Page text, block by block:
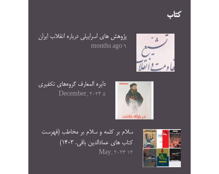
کتاب
پژوهش های اسراییلی درباره انقلاب ایران
9 months ago
دایره المعارف گروه‌های تکفیری
5 December, 2024
سلام بر کلمه و سلام بر مخاطب (فهرست
کتاب های عمادالدین باقی. ۱۴۰۳)
13 May, 2024